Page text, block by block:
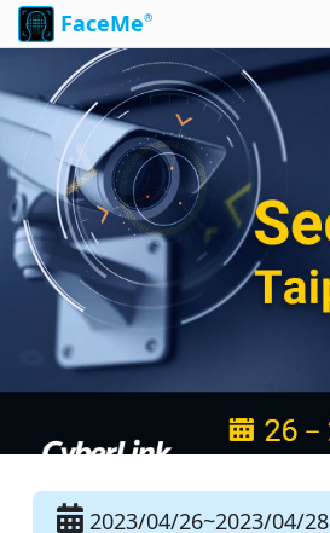
FaceMe®
2023/04/26~2023/04/28